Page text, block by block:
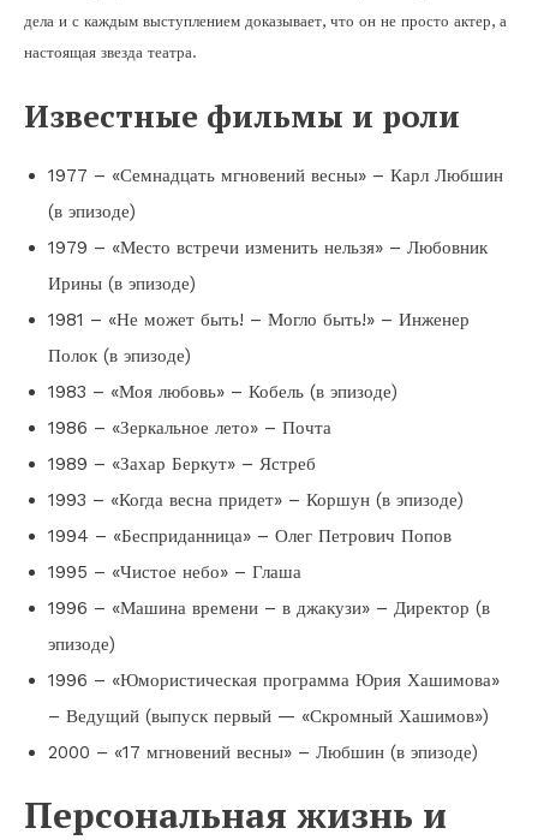
дела и с каждым выступлением доказывает, что он не просто актер, а
настоящая звезда театра.
Известные фильмы и роли
1977 – «Семнадцать мгновений весны» – Карл Любшин
(в эпизоде)
1979 – «Место встречи изменить нельзя» – Любовник
Ирины (в эпизоде)
1981 – «Не может быть! – Могло быть!» – Инженер
Полок (в эпизоде)
1983 – «Моя любовь» – Кобель (в эпизоде)
1986 – «Зеркальное лето» – Почта
1989 – «Захар Беркут» – Ястреб
1993 – «Когда весна придет» – Коршун (в эпизоде)
1994 – «Бесприданница» – Олег Петрович Попов
1995 – «Чистое небо» – Глаша
1996 – «Машина времени – в джакузи» – Директор (в
эпизоде)
1996 – «Юмористическая программа Юрия Хашимова»
– Ведущий (выпуск первый — «Скромный Хашимов»)
2000 – «17 мгновений весны» – Любшин (в эпизоде)
Персональная жизнь и